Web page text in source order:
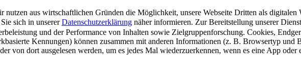
aus wirtschaftlichen Gründen die Möglichkeit, unsere Webseite Dritten als
sich in unsererDatenschutzerklärung näher informieren. Zur Bereitstellung unserer
und der Performance von Inhalten sowie Zielgruppenforschung. Cookies,
Kennungen) können zusammen mit anderen Informationen (z. B. Browsertyp
von dort ausgelesen werden, um es jedes Mal wiederzuerkennen, wenn es eine App